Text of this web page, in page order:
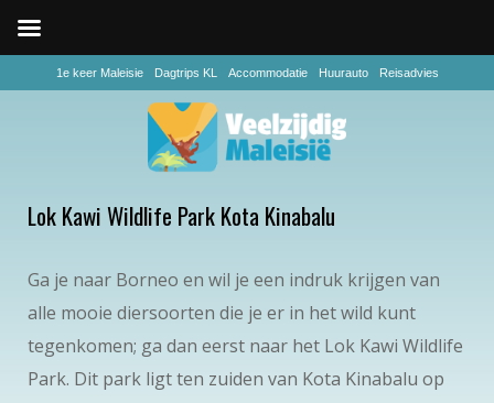
1e keer Maleisie Dagtrips KL Accommodatie Huurauto Reisadvies
Lok Kawi Wildlife Park Kota Kinabalu
Ga je naar Borneo en wil je een indruk krijgen van
alle mooie diersoorten die je er in het wild kunt
tegenkomen; ga dan eerst naar het Lok Kawi Wildlife
Park. Dit park ligt ten zuiden van Kota Kinabalu op